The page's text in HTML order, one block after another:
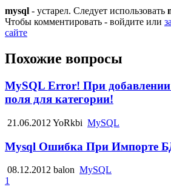
mysql - устарел. Следует использовать
Чтобы комментировать - войдите или
сайте
Похожие вопросы
MySQL Error! При добавлении
поля для категории!
21.06.2012 YoRkbi MySQL
Mysql Ошибка При Импорте
08.12.2012 balon MySQL
1